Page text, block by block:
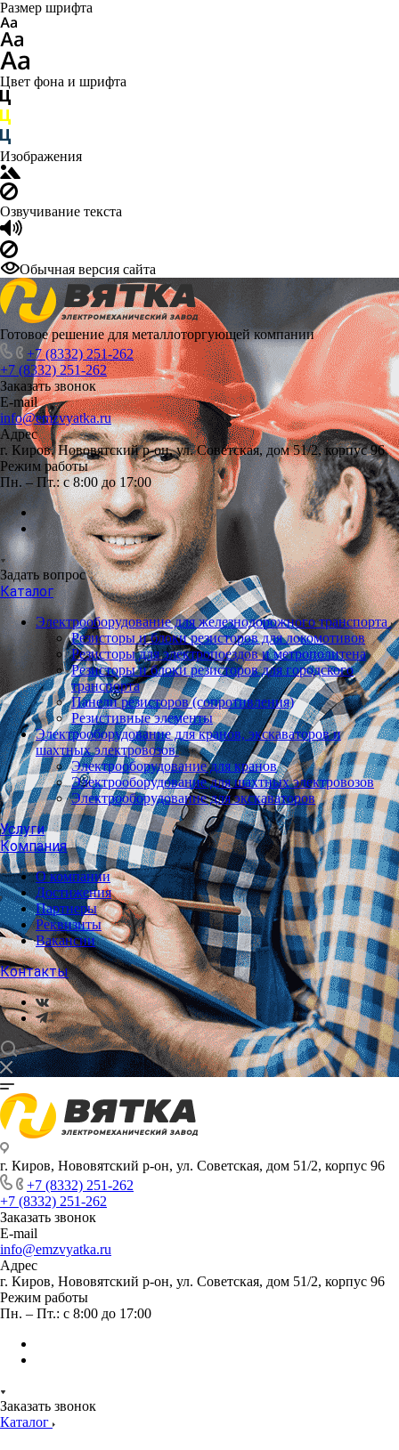
Размер шрифта
Цвет фона и шрифта
Изображения
Озвучивание текста
Обычная версия сайта
Готовое решение для металлоторгующей компании
+7 (8332) 251-262
+7 (8332) 251-262
Заказать звонок
E-mail
info@emzvyatka.ru
Адрес
г. Киров, Нововятский р-он, ул. Советская, дом 51/2, корпус 96
Режим работы
Пн. – Пт.: с 8:00 до 17:00
Задать вопрос
Каталог
Электрооборудование для железнодорожного транспорта
Резисторы и блоки резисторов для локомотивов
Резисторы для электропоездов и метрополитена
Резисторы и блоки резисторов для городского
транспорта
Панели резисторов (сопротивления)
Резистивные элементы
Электрооборудование для кранов, экскаваторов и
шахтных электровозов
Электрооборудование для кранов
Электрооборудование для шахтных электровозов
Электрооборудование для экскаваторов
Услуги
Компания
О компании
Достижения
Партнеры
Реквизиты
Вакансии
Контакты
г. Киров, Нововятский р-он, ул. Советская, дом 51/2, корпус 96
+7 (8332) 251-262
+7 (8332) 251-262
Заказать звонок
E-mail
info@emzvyatka.ru
Адрес
г. Киров, Нововятский р-он, ул. Советская, дом 51/2, корпус 96
Режим работы
Пн. – Пт.: с 8:00 до 17:00
Заказать звонок
Каталог